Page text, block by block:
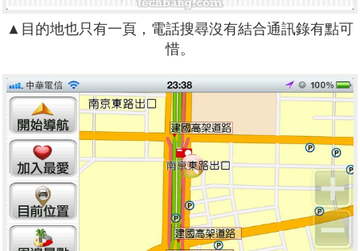
▲目的地也只有一頁，電話搜尋沒有結合通訊錄有點可
惜。